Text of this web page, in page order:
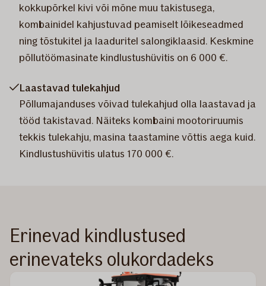
kokkupõrkel kivi või mõne muu takistusega,
kombainidel kahjustuvad peamiselt lõikeseadmed
ning tõstukitel ja laaduritel salongiklaasid. Keskmine
põllutöömasinate kindlustushüvitis on 6 000 €.
Laastavad tulekahjud
Põllumajanduses võivad tulekahjud olla laastavad ja
tööd takistavad. Näiteks kombaini mootoriruumis
tekkis tulekahju, masina taastamine võttis aega kuid.
Kindlustushüvitis ulatus 170 000 €.
Erinevad kindlustused
erinevateks olukordadeks